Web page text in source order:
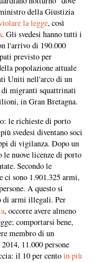
della Giustizia
la legge, così
. Gli svedesi hanno tutti i
l'arrivo di 190.000
previsto per
popolazione attuale
Uniti nell'arco di un
migranti squattrinati
in Gran Bretagna.
le richieste di porto
svedesi diventano soci
di vigilanza. Dopo un
le nuove licenze di porto
Secondo le
ci sono 1.901.325 armi,
A questo si
di armi illegali. Per
, occorre avere almeno
comportarsi bene,
membro di un
11.000 persone
il 10 per centoin più